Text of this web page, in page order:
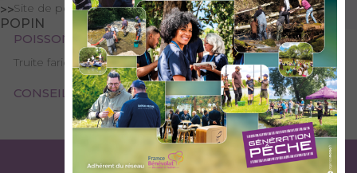
>>
POPIN
Site de pêche - 1ère catégorie
POISSONS PRÉSENTS
Truite fario
CONSEILS DE PÊCHE